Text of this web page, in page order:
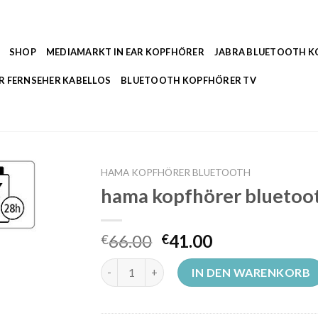
SHOP MEDIAMARKT IN EAR KOPFHÖRER JABRA BLUETOOTH
FERNSEHER KABELLOS BLUETOOTH KOPFHÖRER TV
HAMA KOPFHÖRER BLUETOOTH
hama kopfhörer
€66.00 €41.00
hama kopfhörer bluetooth Menge
IN DEN WARENKORB